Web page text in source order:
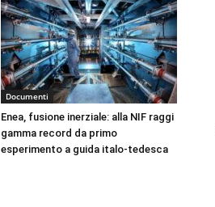
Documenti
Enea, fusione inerziale: alla NIF raggi
gamma record da primo
esperimento a guida italo-tedesca